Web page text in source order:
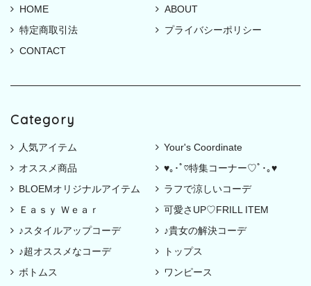
HOME
ABOUT
特定商取引法
プライバシーポリシー
CONTACT
Category
人気アイテム
Your's Coordinate
オススメ商品
♥｡･ﾟ♡特集コーナー♡ﾟ･｡♥
BLOEMオリジナルアイテム
ラフで涼しいコーデ
Ｅａｓｙ Ｗｅａｒ
可愛さUP♡FRILL ITEM
♪スタイルアップコーデ
♪貴女の解決コーデ
♪超オススメなコーデ
トップス
ボトムス
ワンピース